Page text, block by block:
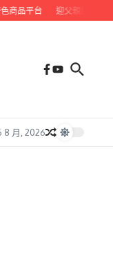
平台 迎父親節 九如鄉公
8 月, 2026